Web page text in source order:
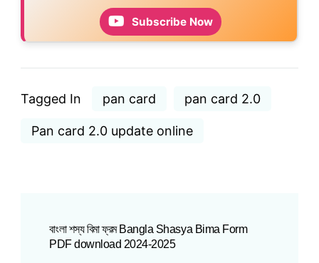
Subscribe Now
Tagged In pan card pan card 2.0
Pan card 2.0 update online
বাংলা শস্য বিমা ফ্রম Bangla Shasya Bima Form
PDF download 2024-2025